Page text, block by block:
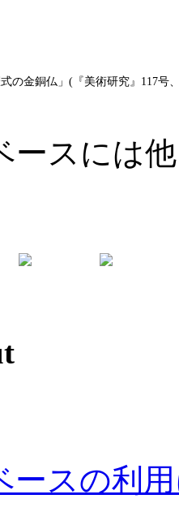
の金銅仏」(『美術研究』117号
ースには
ースの利